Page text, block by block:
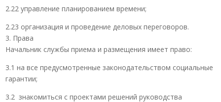
2.22 управление планированием времени;
2.23 организация и проведение деловых переговоров.
3. Права
Начальник службы приема и размещения имеет право:
3.1 на все предусмотренные законодательством социальные
гарантии;
3.2 знакомиться с проектами решений руководства